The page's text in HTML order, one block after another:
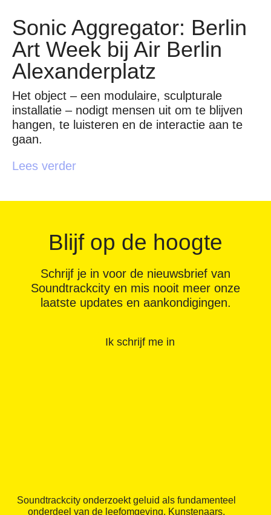
Sonic Aggregator: Berlin
Art Week bij Air Berlin
Alexanderplatz
Het object – een modulaire, sculpturale
installatie – nodigt mensen uit om te blijven
hangen, te luisteren en de interactie aan te
gaan.
Lees verder
Blijf op de hoogte
Schrijf je in voor de nieuwsbrief van
Soundtrackcity en mis nooit meer onze
laatste updates en aankondigingen.
Ik schrijf me in
Soundtrackcity onderzoekt geluid als fundamenteel
onderdeel van de leefomgeving. Kunstenaars,